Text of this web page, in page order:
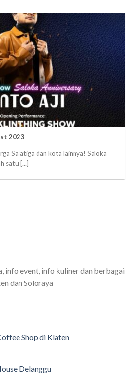
2023
Salatiga dan kota lainnya! Saloka
satu [...]
info event, info kuliner dan berbagai
dan Soloraya
Shop di Klaten
Delanggu